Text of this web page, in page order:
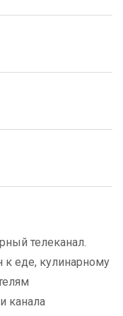
телеканал.
еде, кулинарному
канала